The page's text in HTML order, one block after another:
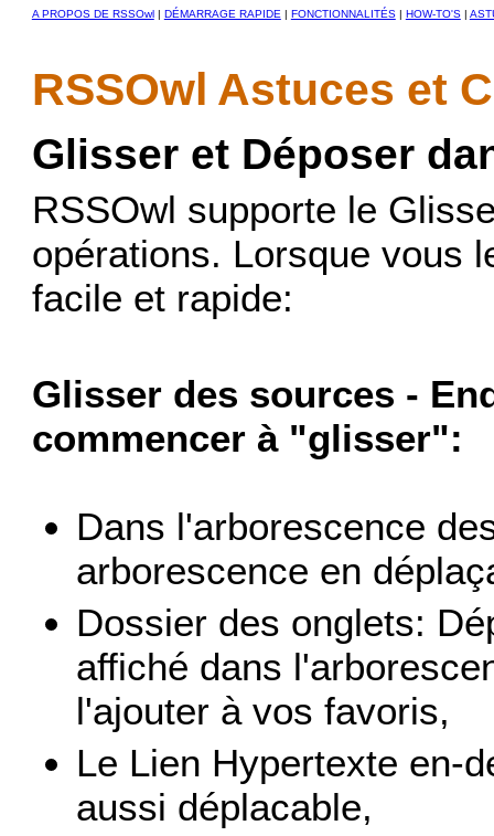
A PROPOS DE RSSOwl| DÉMARRAGE RAPIDE | FONCTIONNALITÉS| HOW-TO'S|
RSSOwl Astuces et
Glisser et Déposer
RSSOwl supporte le
opérations. Lorsque vous
facile et rapide:
Glisser des sources -
commencer à "glisser":
Dans l'arborescence
arborescence en
Dossier des onglets:
affiché dans
l'ajouter à vos favoris,
Le Lien Hypertexte en-
aussi déplacable,